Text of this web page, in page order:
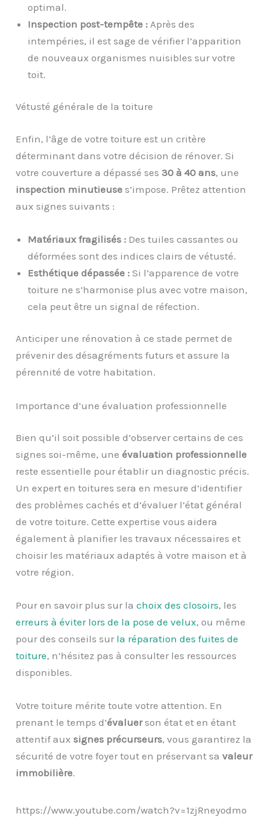
optimal.
Inspection post-tempête : Après des
intempéries, il est sage de vérifier l’apparition
de nouveaux organismes nuisibles sur votre
toit.
Vétusté générale de la toiture
Enfin, l’âge de votre toiture est un critère
déterminant dans votre décision de rénover. Si
votre couverture a dépassé ses30 à 40 ans, une
inspection minutieuse s’impose. Prêtez attention
aux signes suivants :
Matériaux fragilisés : Des tuiles cassantes ou
déformées sont des indices clairs de vétusté.
Esthétique dépassée : Si l’apparence de votre
toiture ne s’harmonise plus avec votre maison,
cela peut être un signal de réfection.
Anticiper une rénovation à ce stade permet de
prévenir des désagréments futurs et assure la
pérennité de votre habitation.
Importance d’une évaluation professionnelle
Bien qu’il soit possible d’observer certains de ces
signes soi-même, uneévaluation professionnelle
reste essentielle pour établir un diagnostic précis.
Un expert en toitures sera en mesure d’identifier
des problèmes cachés et d’évaluer l’état général
de votre toiture. Cette expertise vous aidera
également à planifier les travaux nécessaires et
choisir les matériaux adaptés à votre maison et à
votre région.
Pour en savoir plus sur lachoix des closoirs, les
erreurs à éviter lors de la pose de velux, ou même
pour des conseils sur la réparation des fuites de
toiture, n’hésitez pas à consulter les ressources
disponibles.
Votre toiture mérite toute votre attention. En
prenant le temps d’évaluerson état et en étant
attentif auxsignes précurseurs, vous garantirez la
sécurité de votre foyer tout en préservant savaleur
immobilière.
https://www.youtube.com/watch?v=1zjRneyodmo